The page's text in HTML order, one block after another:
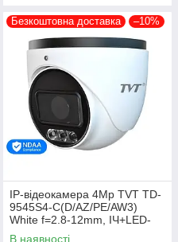
Безкоштовна доставка –10%
IP-відеокамера 4Mp TVT TD-
9545S4-C(D/AZ/PE/AW3)
White f=2.8-12mm, ІЧ+LED-
підсвічування, з мікрофоном
В наявності